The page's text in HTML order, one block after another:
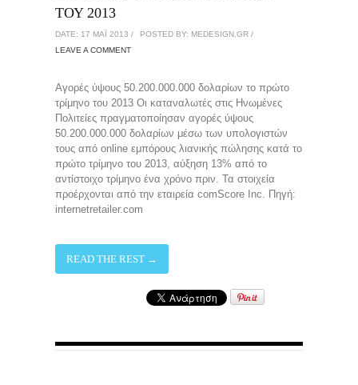
ΤΟΥ 2013
DATE: 17 ΜΑΪ́ 2013 /
POSTED BY: MEDESIGN.GR /
LEAVE A COMMENT
Αγορές ύψους 50.200.000.000 δολαρίων το πρώτο
τρίμηνο του 2013 Οι καταναλωτές στις Ηνωμένες
Πολιτείες πραγματοποίησαν αγορές ύψους
50.200.000.000 δολαρίων μέσω των υπολογιστών
τους από online εμπόρους λιανικής πώλησης κατά το
πρώτο τρίμηνο του 2013, αύξηση 13% από το
αντίστοιχο τρίμηνο ένα χρόνο πριν. Τα στοιχεία
προέρχονται από την εταιρεία comScore Inc. Πηγή:
internetretailer.com
READ THE REST →